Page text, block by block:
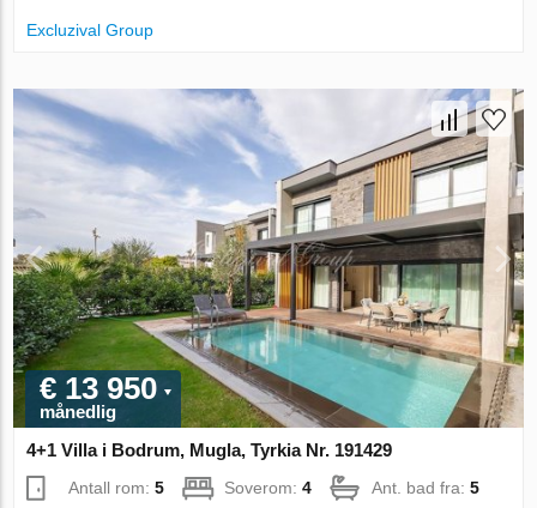
Excluzival Group
€ 13 950
månedlig
4+1 Villa i Bodrum, Mugla, Tyrkia Nr. 191429
Antall rom:5 Soverom:4 Ant. bad fra:5